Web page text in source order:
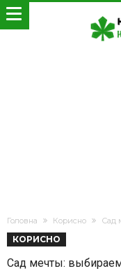
Головна Корисно Сад
КОРИСНО
Сад мечты: